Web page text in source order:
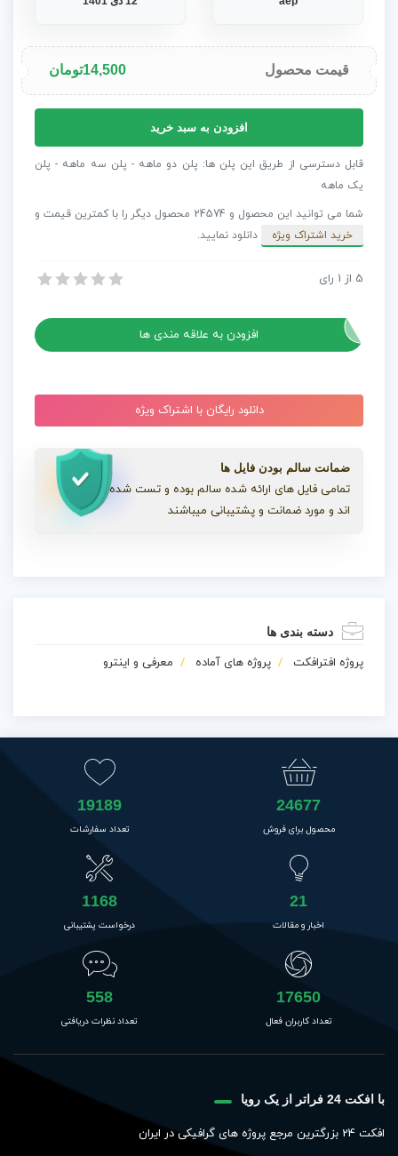
قیمت محصول 14,500تومان
اوپنر
کمیک
افزودن به سبد خرید
قابل دسترسی از طریق این پلن ها: پلن دو ماهه - پلن سه ماهه - پلن
یک ماهه
شما می توانید این محصول و 24574 محصول دیگر را با کمترین قیمت و
خرید اشتراک ویژه
دانلود نمایید.
پروژه افترافکت اوپنر کمیک
5 از 1 رای
افزودن به علاقه مندی ها
دانلود رایگان با اشتراک ویژه
ضمانت سالم بودن فایل ها
تمامی فایل های ارائه شده سالم بوده و تست شده
اند و مورد ضمانت و پشتیبانی میباشند
دسته بندی ها
پروژه افترافکت پروژه های آماده معرفی و اینترو
24677
محصول برای فروش
19189
تعداد سفارشات
21
اخبار و مقالات
1168
درخواست پشتیبانی
17650
تعداد کاربران فعال
558
تعداد نظرات دریافتی
با افکت 24 فراتر از یک رویا
افکت 24 بزرگترین مرجع پروژه های گرافیکی در ایران